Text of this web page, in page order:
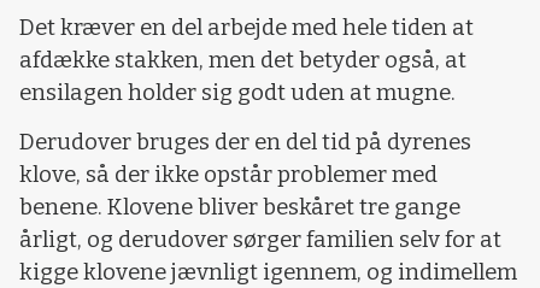
Det kræver en del arbejde med hele tiden at
afdække stakken, men det betyder også, at
ensilagen holder sig godt uden at mugne.
Derudover bruges der en del tid på dyrenes
klove, så der ikke opstår problemer med
benene. Klovene bliver beskåret tre gange
årligt, og derudover sørger familien selv for at
kigge klovene jævnligt igennem, og indimellem